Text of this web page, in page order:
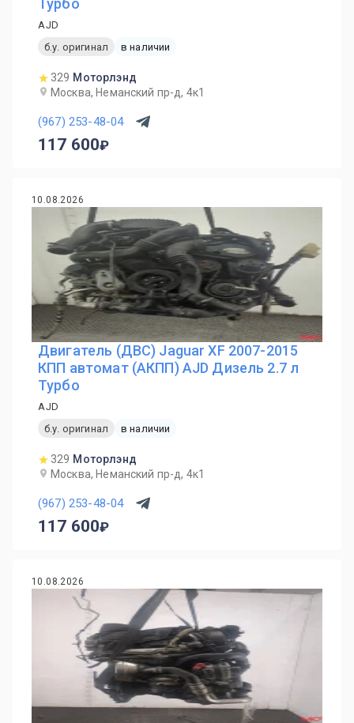
Турбо
AJD
б.у. оригинал
в наличии
329 Моторлэнд
Москва, Неманский пр-д, 4к1
(967) 253-48-04
117 600
10.08.2026
Двигатель (ДВС) Jaguar XF 2007-2015
КПП автомат (АКПП) AJD Дизель 2.7 л
Турбо
AJD
б.у. оригинал
в наличии
329 Моторлэнд
Москва, Неманский пр-д, 4к1
(967) 253-48-04
117 600
10.08.2026